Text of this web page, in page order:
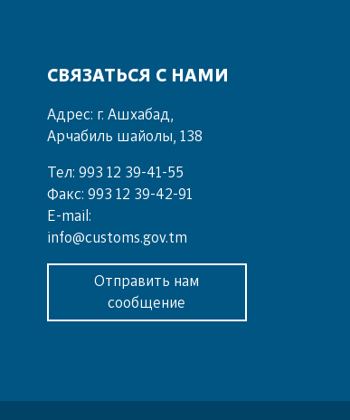
СВЯЗАТЬСЯ С НАМИ
Адрес: г. Ашхабад,
Арчабиль шайолы, 138
Тел: 993 12 39-41-55
Факс: 993 12 39-42-91
E-mail:
info@customs.gov.tm
Отправить нам
сообщение